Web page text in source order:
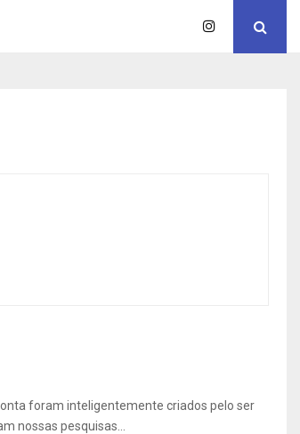
foram inteligentemente criados pelo ser
nossas pesquisas...